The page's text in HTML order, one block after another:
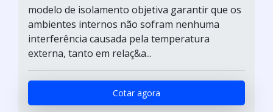
modelo de isolamento objetiva garantir que os
ambientes internos não sofram nenhuma
interferência causada pela temperatura
externa, tanto em relaç&a...
Cotar agora